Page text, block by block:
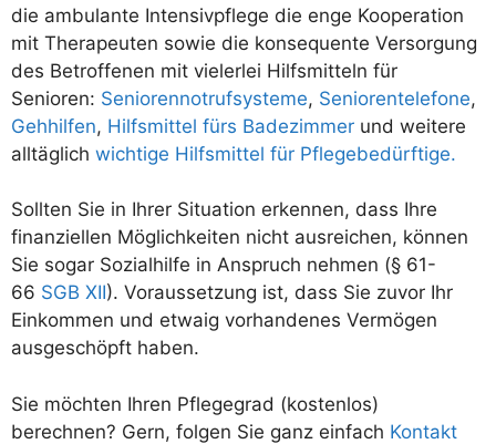
die ambulante Intensivpflege die enge Kooperation
mit Therapeuten sowie die konsequente Versorgung
des Betroffenen mit vielerlei Hilfsmitteln für
Senioren: Seniorennotrufsysteme, Seniorentelefone,
Gehhilfen, Hilfsmittel fürs Badezimmer und weitere
alltäglich wichtige Hilfsmittel für Pflegebedürftige.
Sollten Sie in Ihrer Situation erkennen, dass Ihre
finanziellen Möglichkeiten nicht ausreichen, können
Sie sogar Sozialhilfe in Anspruch nehmen (§ 61-
66 SGB XII). Voraussetzung ist, dass Sie zuvor Ihr
Einkommen und etwaig vorhandenes Vermögen
ausgeschöpft haben.
Sie möchten Ihren Pflegegrad (kostenlos)
berechnen? Gern, folgen Sie ganz einfach Kontakt